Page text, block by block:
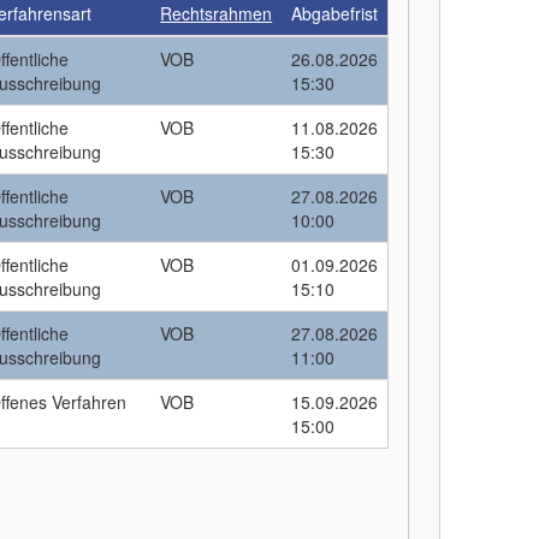
Rechtsrahmen
Abgabefrist
VOB
26.08.2026
15:30
VOB
11.08.2026
15:30
VOB
27.08.2026
10:00
VOB
01.09.2026
15:10
VOB
27.08.2026
11:00
Verfahren VOB
15.09.2026
15:00